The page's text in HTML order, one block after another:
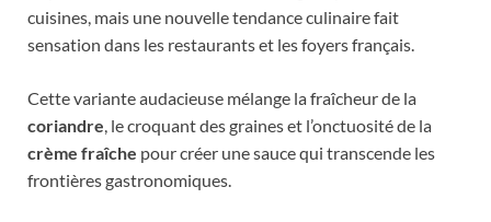
cuisines, mais une nouvelle tendance culinaire fait
sensation dans les restaurants et les foyers français.
Cette variante audacieuse mélange la fraîcheur de la
coriandre, le croquant des graines et l’onctuosité de la
crème fraîche pour créer une sauce qui transcende les
frontières gastronomiques.